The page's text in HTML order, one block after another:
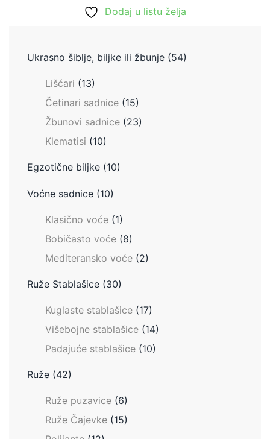
Dodaj u listu želja
Ukrasno šiblje, biljke ili žbunje (54)
Lišćari (13)
Četinari sadnice (15)
Žbunovi sadnice (23)
Klematisi (10)
Egzotične biljke (10)
Voćne sadnice (10)
Klasično voće (1)
Bobičasto voće (8)
Mediteransko voće (2)
Ruže Stablašice (30)
Kuglaste stablašice (17)
Višebojne stablašice (14)
Padajuće stablašice (10)
Ruže (42)
Ruže puzavice (6)
Ruže Čajevke (15)